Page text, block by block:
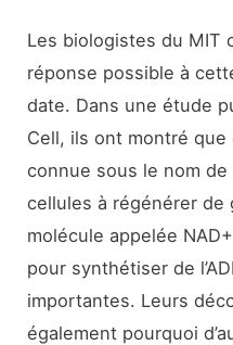
Les biologistes du MIT
réponse possible à
date. Dans une étude
Cell, ils ont montré
connue sous le nom
cellules à régénérer de
molécule appelée
pour synthétiser de
importantes. Leurs
également pourquoi